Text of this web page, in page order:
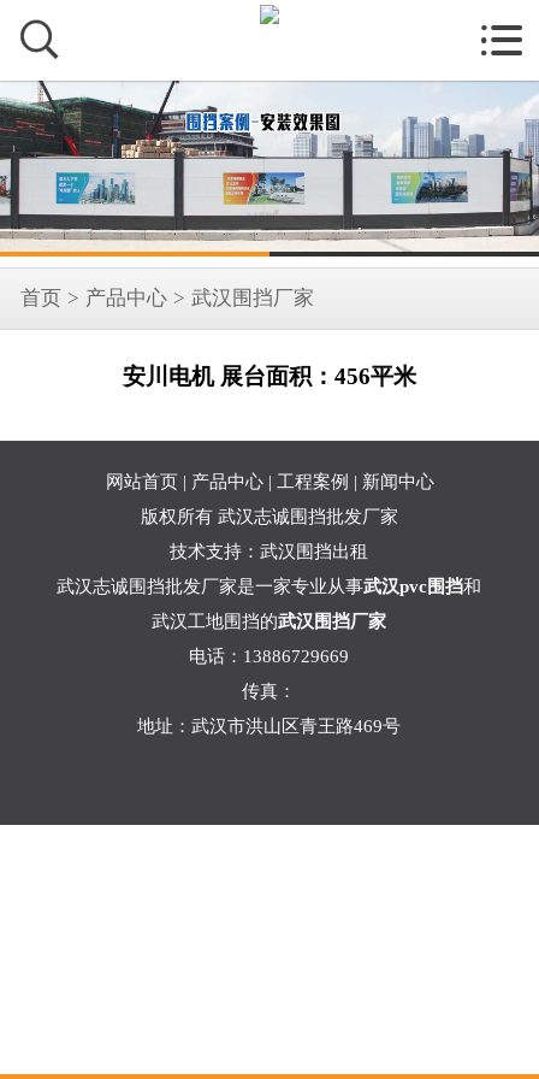


首页 > 产品中心 > 武汉围挡厂家
安川电机 展台面积：456平米
网站首页| 产品中心| 工程案例 | 新闻中心
版权所有 武汉志诚围挡批发厂家
技术支持：武汉围挡出租
武汉志诚围挡批发厂家是一家专业从事武汉pvc围挡和
武汉工地围挡的武汉围挡厂家
电话：13886729669
传真：
地址：武汉市洪山区青王路469号